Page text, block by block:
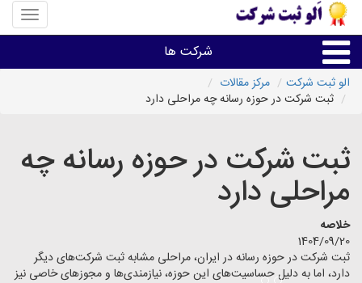
منوی
سایت
ثبت
شرکت ها
ثبت،تغییرات،برند
اخذگواهینامه رتبه بندی
سایر خدمات ثبت شرکت ها
الو ثبت شرکت
مرکز مقالات
ثبت شرکت در حوزه رسانه چه مراحلی دارد
ثبت شرکت در حوزه رسانه چه
مراحلی دارد
خلاصه
1404/09/20
ثبت شرکت در حوزه رسانه در ایران، مراحلی مشابه ثبت شرکت‌های دیگر
دارد، اما به دلیل حساسیت‌های این حوزه، نیازمندی‌ها و مجوزهای خاصی نیز